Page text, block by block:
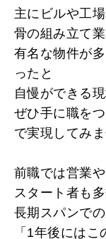
主にビルや工
骨の組み立て業
有名な物件が
ったと
自慢ができる
ぜひ手に職を
で実現してみま
前職では営業
スタート者も
長期スパンで
「1年後には